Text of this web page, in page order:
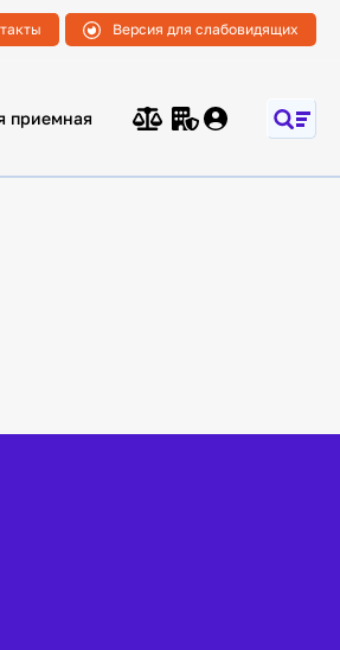
Версия для слабовидящих
приемная